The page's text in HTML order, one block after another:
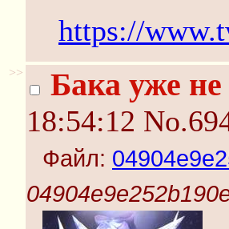
https://
>> Бака уже
18:54:12
Файл: